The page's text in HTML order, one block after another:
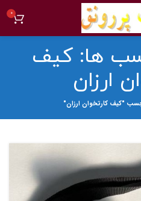
0
ها: کیف
ارزان
"کیف کارتخوان ارزان"